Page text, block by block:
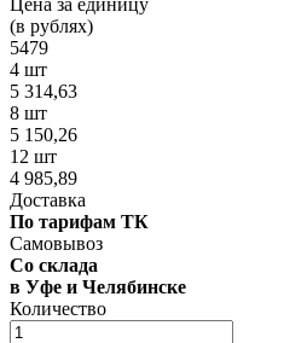
(в рублях)
5479
4 шт
5 314,63
8 шт
5 150,26
12 шт
4 985,89
Доставка
По тарифам ТК
Самовывоз
Со склада
в Уфе и Челябинске
Количество